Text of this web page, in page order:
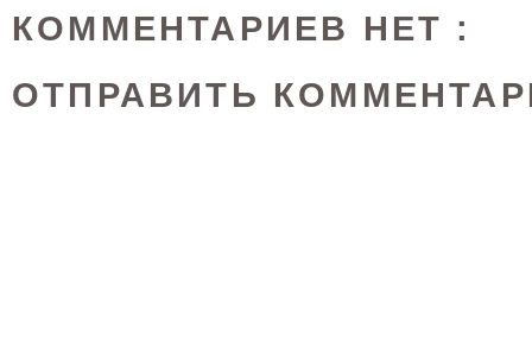
КОММЕНТАРИЕВ НЕТ :
ОТПРАВИТЬ